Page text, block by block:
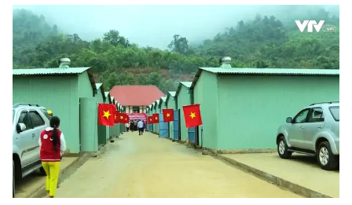
Nhân vật
Khán giả
Giải sao mai
Điện ảnh
Âm nhạc
Sao
Đời sống
Du lịch
Làm đẹp
Chất lượng cuộc sống
Giáo dục
Tuyển sinh
Học trực tuyến
Công nghệ
Hitech Công nghệ tương lai
Sản phẩm
Giao lưu trực tuyến